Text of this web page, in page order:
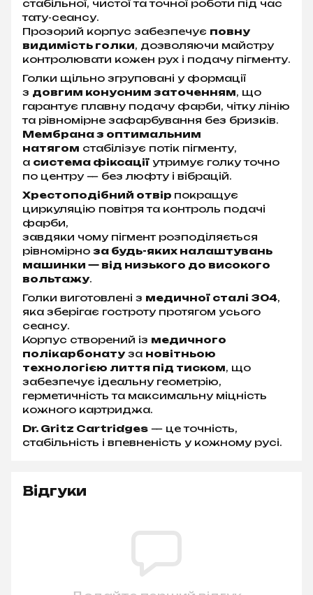
стабільної, чистої та точної роботи під час
тату-сеансу.
Прозорий корпус забезпечує повну
видимість голки, дозволяючи майстру
контролювати кожен рух і подачу пігменту.
Голки щільно згруповані у формації
з довгим конусним заточенням, що
гарантує плавну подачу фарби, чітку лінію
та рівномірне зафарбування без бризків.
Мембрана з оптимальним
натягом стабілізує потік пігменту,
а система фіксації утримує голку точно
по центру — без люфту і вібрацій.
Хрестоподібний отвір покращує
циркуляцію повітря та контроль подачі
фарби,
завдяки чому пігмент розподіляється
рівномірно за будь-яких налаштувань
машинки — від низького до високого
вольтажу.
Голки виготовлені з медичної сталі 304,
яка зберігає гостроту протягом усього
сеансу.
Корпус створений із медичного
полікарбонатуза новітньою
технологією лиття під тиском, що
забезпечує ідеальну геометрію,
герметичність та максимальну міцність
кожного картриджа.
Dr. Gritz Cartridges — це точність,
стабільність і впевненість у кожному русі.
Відгуки